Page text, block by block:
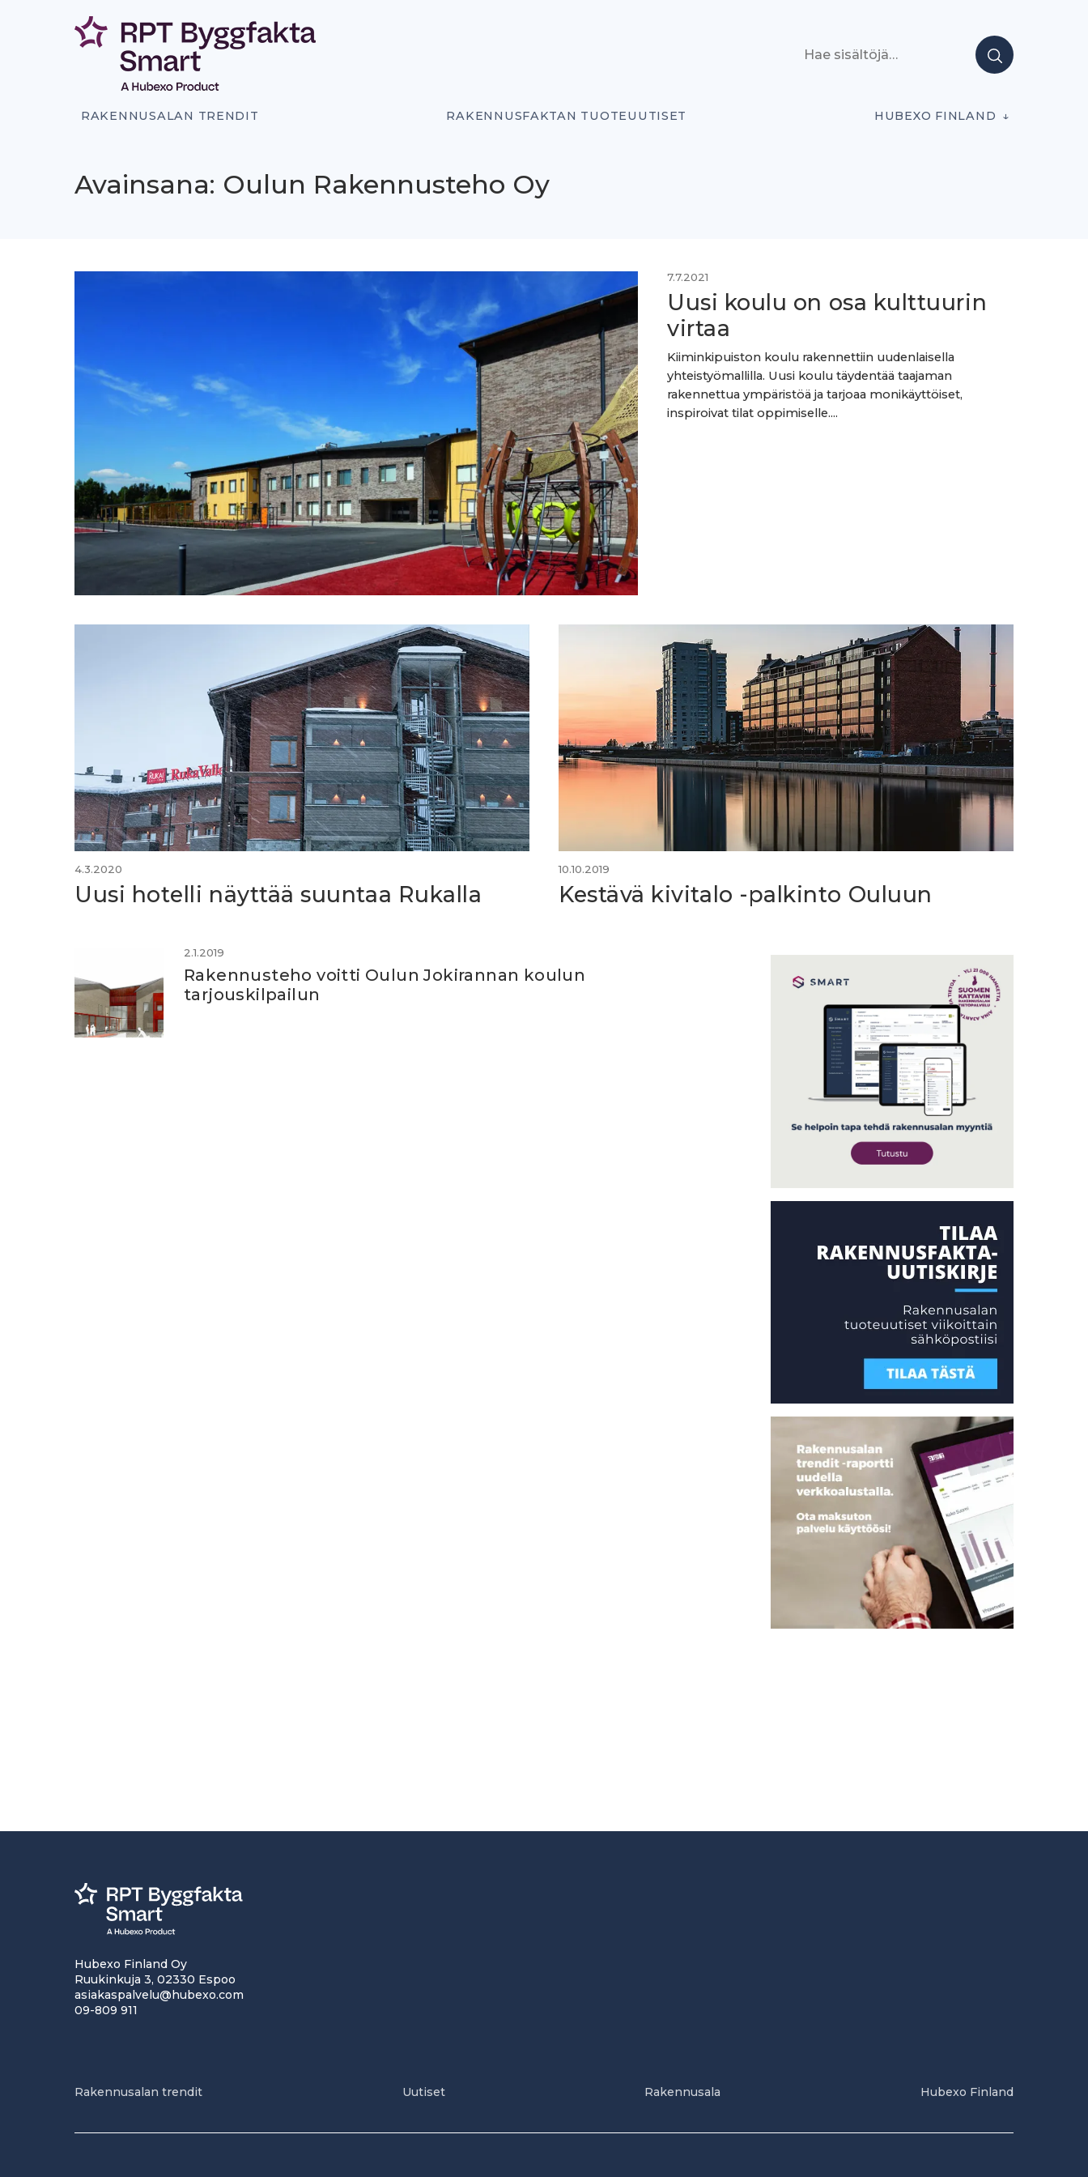
RAKENNUSALAN TRENDIT RAKENNUSFAKTAN TUOTEUUTISET HUBEXO FINLAND
Avainsana: Oulun Rakennusteho Oy
7.7.2021
Uusi koulu on osa kulttuurin
virtaa
Kiiminkipuiston koulu rakennettiin uudenlaisella
yhteistyömallilla. Uusi koulu täydentää taajaman
rakennettua ympäristöä ja tarjoaa monikäyttöiset,
inspiroivat tilat oppimiselle....
4.3.2020
Uusi hotelli näyttää suuntaa Rukalla
10.10.2019
Kestävä kivitalo -palkinto Ouluun
2.1.2019
Rakennusteho voitti Oulun Jokirannan koulun
tarjouskilpailun
Hubexo Finland Oy
Ruukinkuja 3, 02330 Espoo
asiakaspalvelu@hubexo.com
09-809 911
Rakennusalan trendit Uutiset Rakennusala Hubexo Finland